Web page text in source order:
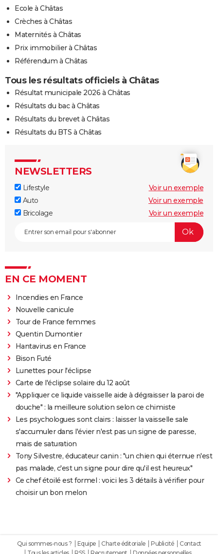
Ecole à Châtas
Crèches à Châtas
Maternités à Châtas
Prix immobilier à Châtas
Référendum à Châtas
Tous les résultats officiels à Châtas
Résultat municipale 2026 à Châtas
Résultats du bac à Châtas
Résultats du brevet à Châtas
Résultats du BTS à Châtas
NEWSLETTERS
Lifestyle
Voir un exemple
Auto
Voir un exemple
Bricolage
Voir un exemple
EN CE MOMENT
Incendies en France
Nouvelle canicule
Tour de France femmes
Quentin Dumontier
Hantavirus en France
Bison Futé
Lunettes pour l'éclipse
Carte de l'éclipse solaire du 12 août
"Appliquer ce liquide vaisselle aide à dégraisser la paroi de
douche" : la meilleure solution selon ce chimiste
Les psychologues sont clairs : laisser la vaisselle sale
s'accumuler dans l'évier n'est pas un signe de paresse,
mais de saturation
Tony Silvestre, éducateur canin : "un chien qui éternue n'est
pas malade, c'est un signe pour dire qu'il est heureux"
Ce chef étoilé est formel : voici les 3 détails à vérifier pour
choisir un bon melon
Qui sommes-nous ? Equipe Charte éditoriale Publicité
Contact